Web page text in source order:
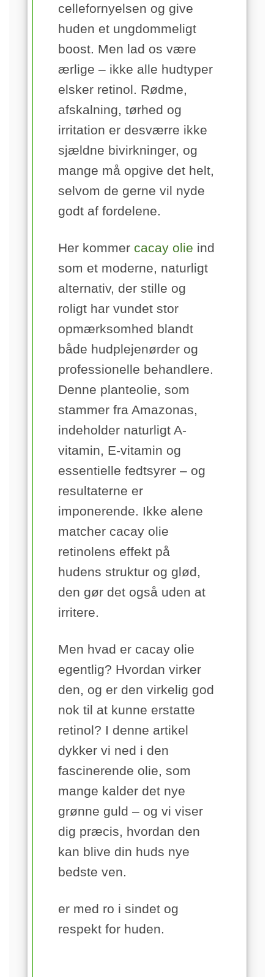
cellefornyelsen og give
huden et ungdommeligt
boost. Men lad os være
ærlige – ikke alle hudtyper
elsker retinol. Rødme,
afskalning, tørhed og
irritation er desværre ikke
sjældne bivirkninger, og
mange må opgive det helt,
selvom de gerne vil nyde
godt af fordelene.
Her kommer cacay olie ind
som et moderne, naturligt
alternativ, der stille og
roligt har vundet stor
opmærksomhed blandt
både hudplejenørder og
professionelle behandlere.
Denne planteolie, som
stammer fra Amazonas,
indeholder naturligt A-
vitamin, E-vitamin og
essentielle fedtsyrer – og
resultaterne er
imponerende. Ikke alene
matcher cacay olie
retinolens effekt på
hudens struktur og glød,
den gør det også uden at
irritere.
Men hvad er cacay olie
egentlig? Hvordan virker
den, og er den virkelig god
nok til at kunne erstatte
retinol? I denne artikel
dykker vi ned i den
fascinerende olie, som
mange kalder det nye
grønne guld – og vi viser
dig præcis, hvordan den
kan blive din huds nye
bedste ven.
er med ro i sindet og
respekt for huden.